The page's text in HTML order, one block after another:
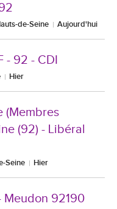
de-Seine Aujourd'hui
- 92 - CDI
Hier
(Membres
(92) - Libéral
Seine Hier
Meudon 92190